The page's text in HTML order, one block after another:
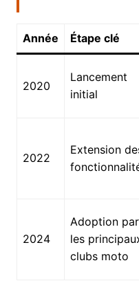
Année Étape clé
2020
Lancement
initial
2022
Extension
2024
Adoption par
les
clubs moto